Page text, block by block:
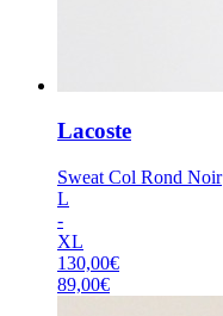
Lacoste
Sweat Col Rond Noir
L
-
XL
130,00€
89,00€